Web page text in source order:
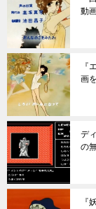
動
『
画
デ
の
『